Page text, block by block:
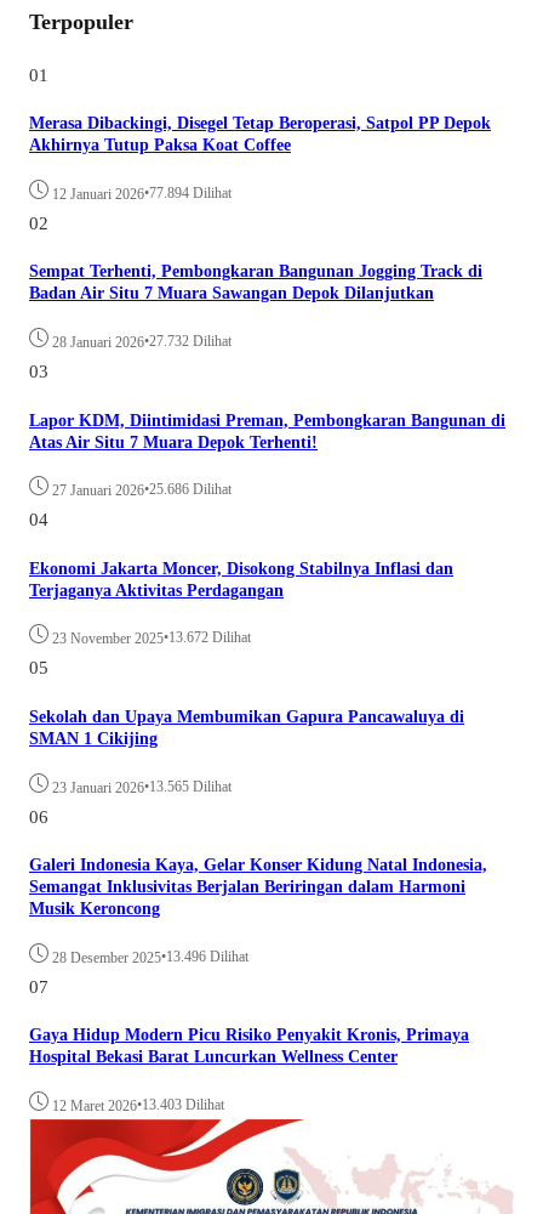
Terpopuler
01
Merasa Dibackingi, Disegel Tetap Beroperasi, Satpol PP Depok
Akhirnya Tutup Paksa Koat Coffee
12 Januari 2026•77.894 Dilihat
02
Sempat Terhenti, Pembongkaran Bangunan Jogging Track di
Badan Air Situ 7 Muara Sawangan Depok Dilanjutkan
28 Januari 2026•27.732 Dilihat
03
Lapor KDM, Diintimidasi Preman, Pembongkaran Bangunan di
Atas Air Situ 7 Muara Depok Terhenti!
27 Januari 2026•25.686 Dilihat
04
Ekonomi Jakarta Moncer, Disokong Stabilnya Inflasi dan
Terjaganya Aktivitas Perdagangan
23 November 2025•13.672 Dilihat
05
Sekolah dan Upaya Membumikan Gapura Pancawaluya di
SMAN 1 Cikijing
23 Januari 2026•13.565 Dilihat
06
Galeri Indonesia Kaya, Gelar Konser Kidung Natal Indonesia,
Semangat Inklusivitas Berjalan Beriringan dalam Harmoni
Musik Keroncong
28 Desember 2025•13.496 Dilihat
07
Gaya Hidup Modern Picu Risiko Penyakit Kronis, Primaya
Hospital Bekasi Barat Luncurkan Wellness Center
12 Maret 2026•13.403 Dilihat